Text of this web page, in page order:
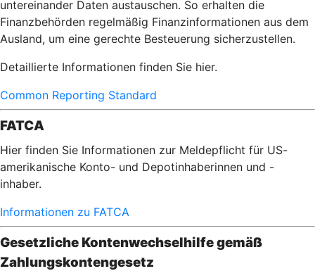
untereinander Daten austauschen. So erhalten die
Finanzbehörden regelmäßig Finanzinformationen aus dem
Ausland, um eine gerechte Besteuerung sicherzustellen.
Detaillierte Informationen finden Sie hier.
Common Reporting Standard
FATCA
Hier finden Sie Informationen zur Meldepflicht für US-
amerikanische Konto- und Depotinhaberinnen und -
inhaber.
Informationen zu FATCA
Gesetzliche Kontenwechselhilfe gemäß
Zahlungskontengesetz